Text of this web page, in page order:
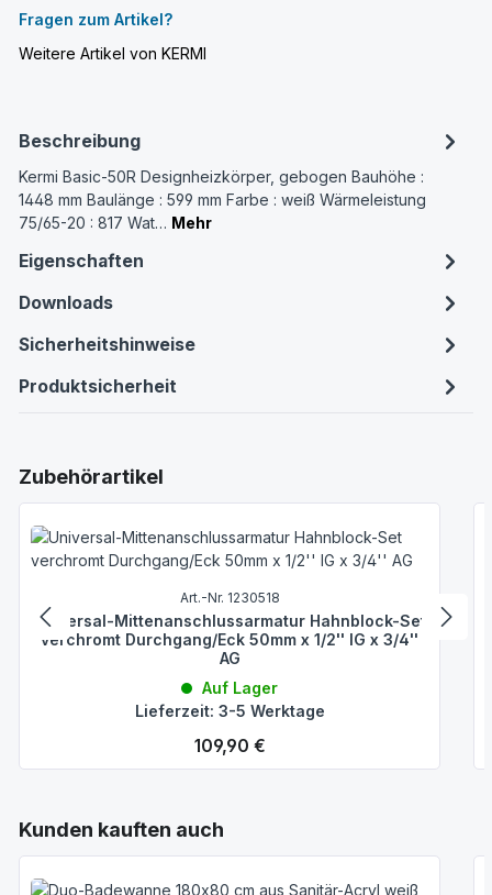
Fragen zum Artikel?
Weitere Artikel von KERMI
Beschreibung
Kermi Basic-50R Designheizkörper, gebogen Bauhöhe :
1448 mm Baulänge : 599 mm Farbe : weiß Wärmeleistung
75/65-20 : 817 Wat… Mehr
Eigenschaften
Downloads
Sicherheitshinweise
Produktsicherheit
Produktgalerie überspringen
Zubehörartikel
Art.-Nr. 1230518
Universal-Mittenanschlussarmatur Hahnblock-Set
verchromt Durchgang/Eck 50mm x 1/2'' IG x 3/4''
AG
Auf Lager
Lieferzeit: 3-5 Werktage
Regulärer Preis:
109,90 €
Produktgalerie überspringen
Kunden kauften auch